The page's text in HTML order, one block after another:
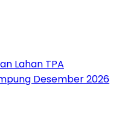
Lahan TPA
Desember 2026